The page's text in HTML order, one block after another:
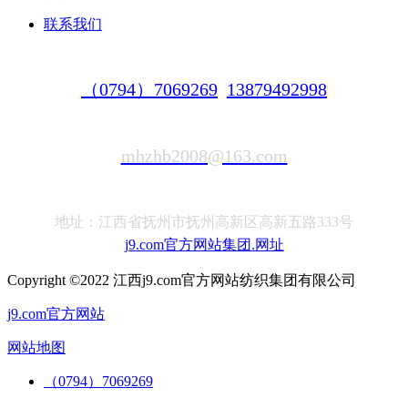
联系我们
（0794）7069269 13879492998
mhzhb2008@163.com
地址：江西省抚州市抚州高新区高新五路333号
j9.com官方网站集团.网址
Copyright ©2022 江西j9.com官方网站纺织集团有限公司
j9.com官方网站
网站地图
（0794）7069269